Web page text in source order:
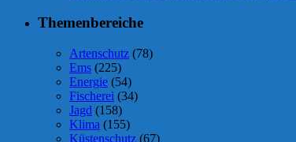
Themenbereiche
Artenschutz (78)
Ems (225)
Energie (54)
Fischerei (34)
Jagd (158)
Klima (155)
Küstenschutz (67)